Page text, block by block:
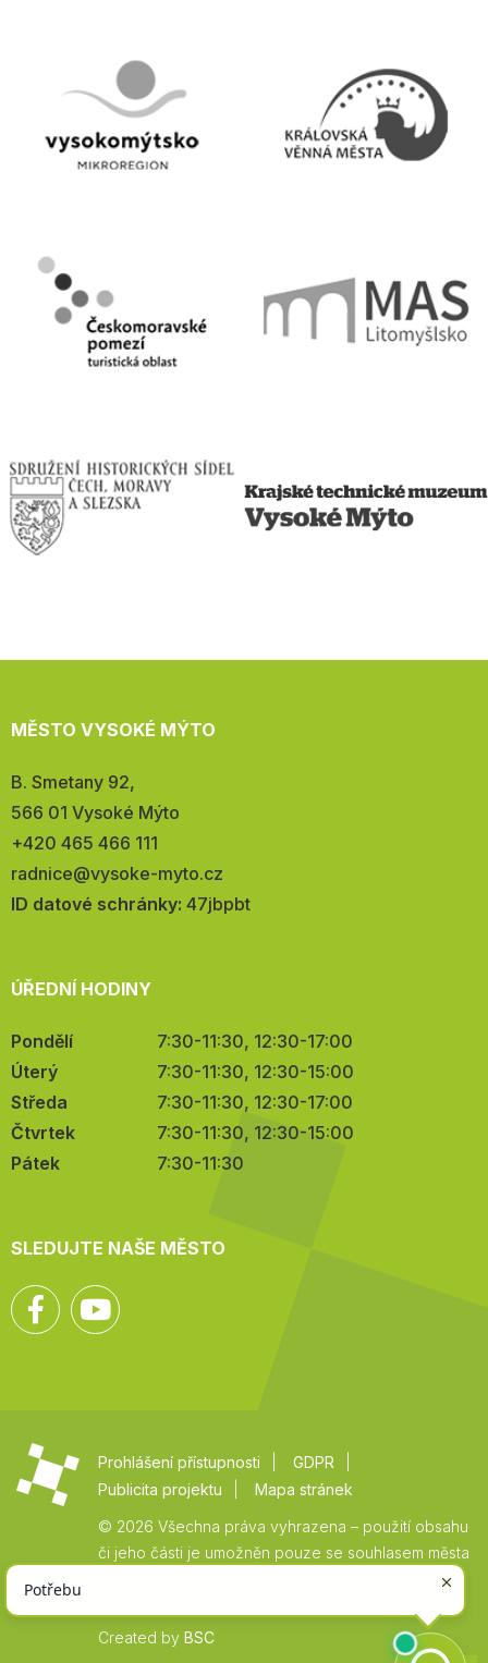
MĚSTO VYSOKÉ MÝTO
Adresa:
B. Smetany 92,
566 01 Vysoké Mýto
Telefon:
+420 465 466 111
E-
mail:
radnice@vysoke-myto.cz
ID datové schránky: 47jbpbt
ÚŘEDNÍ HODINY
Pondělí
7:30-11:30, 12:30-17:00
Úterý
7:30-11:30, 12:30-15:00
Středa
7:30-11:30, 12:30-17:00
Čtvrtek
7:30-11:30, 12:30-15:00
Pátek
7:30-11:30
SLEDUJTE NAŠE MĚSTO
Facebook
Prohlášení přístupnosti
GDPR
Publicita projektu
Mapa stránek
© 2026 Všechna práva vyhrazena – použití obsahu
či jeho části je umožněn pouze se souhlasem města
Created by BSC